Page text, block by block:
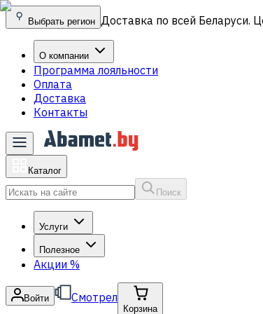
Выбрать регион Доставка по всей Беларуси.
О компании
Программа лояльности
Оплата
Доставка
Контакты
Каталог
Поиск
Услуги
Полезное
Акции %
Войти Смотрел
Корзина